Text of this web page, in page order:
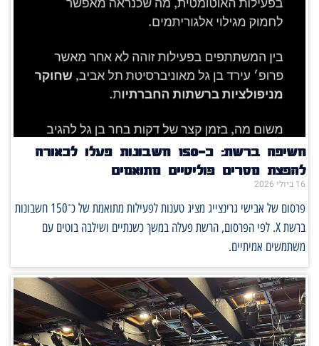
חשיפה ברשת: כ־150 חשבונות פעלו לכאורה
להפצת מסרים פוליטיים מתואמים
16 ביולי 2026
פרסום של אבישי גרינצייג מציג טענות לפעילות מתואמת של כ־150 חשבונות
ברשת X. לפי הפרסום, הרשת פעלה במשך כשנתיים ושילבה בוטים עם
משתמשים אמיתיים.